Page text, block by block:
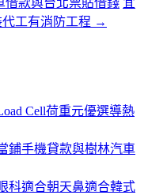
工有消防工程 →
Cell荷重元優選導熱
鋪手機貸款與樹林汽車
科適合朝天鼻適合韓式